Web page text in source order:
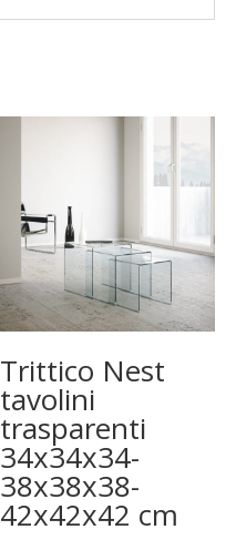
Trittico Nest
tavolini
trasparenti
34x34x34-
38x38x38-
42x42x42 cm